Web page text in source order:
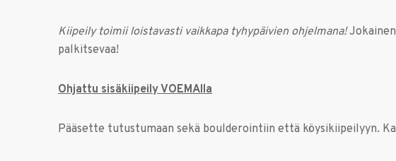
Kiipeily toimii loistavasti vaikkapa tyhypäivien ohjelmana!Jokainen
palkitsevaa!
Ohjattu sisäkiipeily VOEMAlla
Pääsette tutustumaan sekä boulderointiin että köysikiipeilyyn.